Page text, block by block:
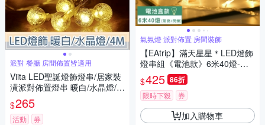
派對 餐廳 房間佈置皆適用
Viita LED聖誕燈飾燈串/居家裝
潢派對佈置燈串 暖白/水晶燈/4
M
$265
活動 券
氣氛燈 派對佈置 房間裝飾
【EAtrip】滿天星星＊LED燈飾
燈串組《電池款》6米40燈-暖
色光
$425 86折
限時下殺 券
加入購物車